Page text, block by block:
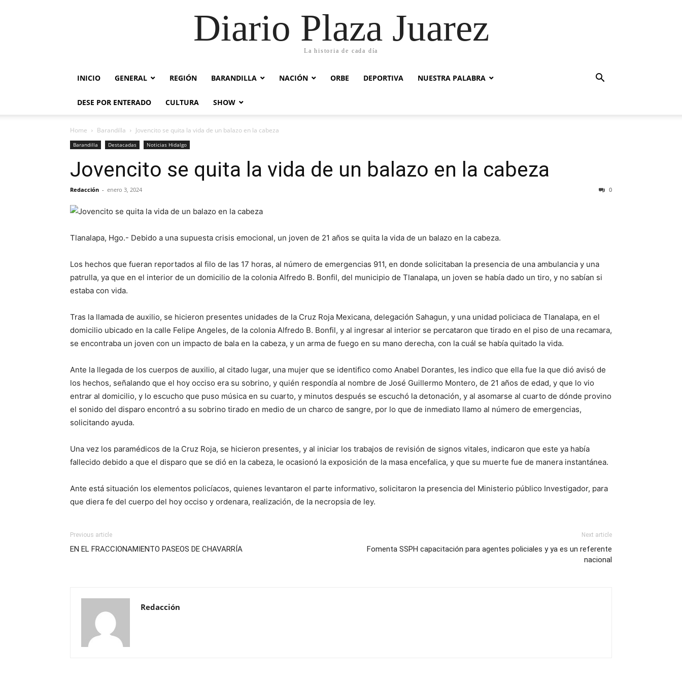
Diario Plaza Juarez
La historia de cada día
INICIO GENERAL REGIÓN BARANDILLA NACIÓN ORBE DEPORTIVA NUESTRA PALABRA
DESE POR ENTERADO CULTURA SHOW
Home Barandilla Jovencito se quita la vida de un balazo en la cabeza
Barandilla Destacadas Noticias Hidalgo
Jovencito se quita la vida de un balazo en la cabeza
Redacción - enero 3, 2024 0
Tlanalapa, Hgo.- Debido a una supuesta crisis emocional, un joven de 21 años se quita la vida de un balazo en la cabeza.
Los hechos que fueran reportados al filo de las 17 horas, al número de emergencias 911, en donde solicitaban la presencia de una ambulancia y una
patrulla, ya que en el interior de un domicilio de la colonia Alfredo B. Bonfil, del municipio de Tlanalapa, un joven se había dado un tiro, y no sabían si
estaba con vida.
Tras la llamada de auxilio, se hicieron presentes unidades de la Cruz Roja Mexicana, delegación Sahagun, y una unidad policiaca de Tlanalapa, en el
domicilio ubicado en la calle Felipe Angeles, de la colonia Alfredo B. Bonfil, y al ingresar al interior se percataron que tirado en el piso de una recamara,
se encontraba un joven con un impacto de bala en la cabeza, y un arma de fuego en su mano derecha, con la cuál se había quitado la vida.
Ante la llegada de los cuerpos de auxilio, al citado lugar, una mujer que se identifico como Anabel Dorantes, les indico que ella fue la que dió avisó de
los hechos, señalando que el hoy occiso era su sobrino, y quién respondía al nombre de José Guillermo Montero, de 21 años de edad, y que lo vio
entrar al domicilio, y lo escucho que puso música en su cuarto, y minutos después se escuchó la detonación, y al asomarse al cuarto de dónde provino
el sonido del disparo encontró a su sobrino tirado en medio de un charco de sangre, por lo que de inmediato llamo al número de emergencias,
solicitando ayuda.
Una vez los paramédicos de la Cruz Roja, se hicieron presentes, y al iniciar los trabajos de revisión de signos vitales, indicaron que este ya había
fallecido debido a que el disparo que se dió en la cabeza, le ocasionó la exposición de la masa encefalica, y que su muerte fue de manera instantánea.
Ante está situación los elementos policíacos, quienes levantaron el parte informativo, solicitaron la presencia del Ministerio público Investigador, para
que diera fe del cuerpo del hoy occiso y ordenara, realización, de la necropsia de ley.
Previous article
EN EL FRACCIONAMIENTO PASEOS DE CHAVARRÍA
Next article
Fomenta SSPH capacitación para agentes policiales y ya es un referente
nacional
Redacción